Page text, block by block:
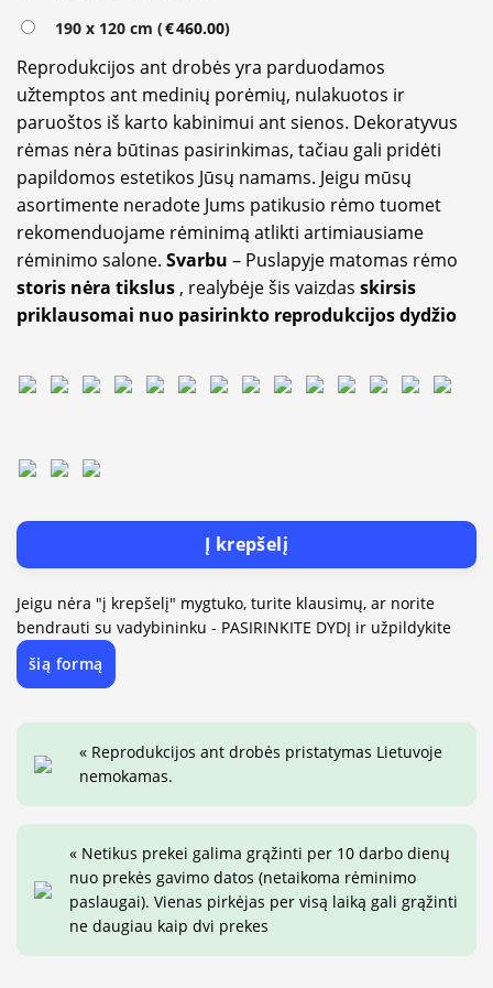
190 x 120 cm (€460.00)
Reprodukcijos ant drobės yra parduodamos
užtemptos ant medinių porėmių, nulakuotos ir
paruoštos iš karto kabinimui ant sienos. Dekoratyvus
rėmas nėra būtinas pasirinkimas, tačiau gali pridėti
papildomos estetikos Jūsų namams. Jeigu mūsų
asortimente neradote Jums patikusio rėmo tuomet
rekomenduojame rėminimą atlikti artimiausiame
rėminimo salone. Svarbu – Puslapyje matomas rėmo
storis nėra tikslus , realybėje šis vaizdas skirsis
priklausomai nuo pasirinkto reprodukcijos dydžio
Į krepšelį
Jeigu nėra "į krepšelį" mygtuko, turite klausimų, ar norite
bendrauti su vadybininku - PASIRINKITE DYDĮ ir užpildykite
šią formą
« Reprodukcijos ant drobės pristatymas Lietuvoje
nemokamas.
« Netikus prekei galima grąžinti per 10 darbo dienų
nuo prekės gavimo datos (netaikoma rėminimo
paslaugai). Vienas pirkėjas per visą laiką gali grąžinti
ne daugiau kaip dvi prekes